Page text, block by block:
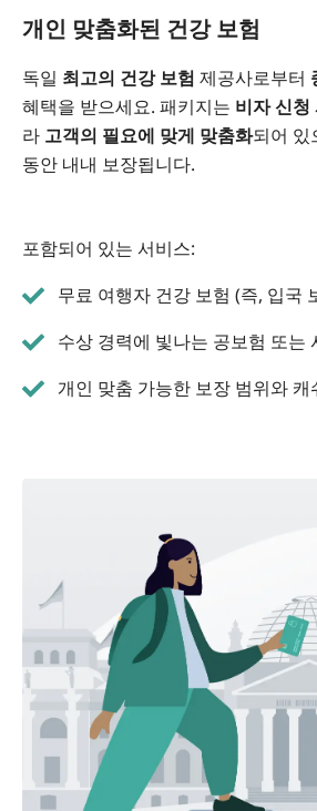
개인 맞춤화된 건강 보험
독일 최고의 건강 보험 제공사로부터
혜택을 받으세요. 패키지는 비자 신청
라 고객의 필요에 맞게 맞춤화되어 있
동안 내내 보장됩니다.
포함되어 있는 서비스:
무료 여행자 건강 보험 (즉, 입국
수상 경력에 빛나는 공보험 또는
개인 맞춤 가능한 보장 범위와 캐